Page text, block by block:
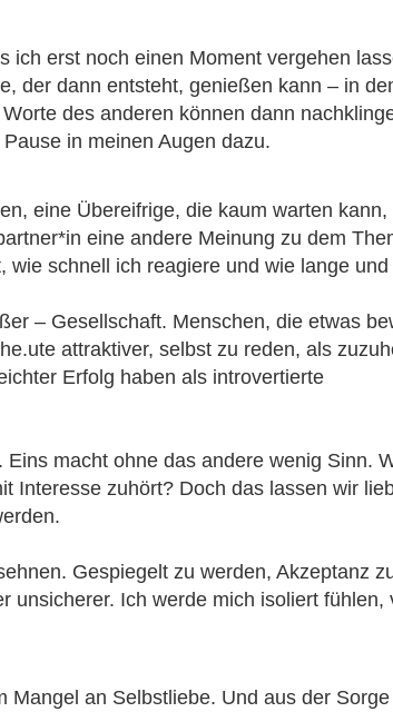
erst noch einen Moment vergehen
der dann entsteht, genießen kann – in
des anderen können dann
in meinen Augen dazu.
eine Übereifrige, die kaum warten
eine andere Meinung zu dem
schnell ich reagiere und wie lange
– Gesellschaft. Menschen, die etwas
attraktiver, selbst zu reden, als
Erfolg haben als introvertierte
macht ohne das andere wenig Sinn.
Interesse zuhört? Doch das lassen wir
Gespiegelt zu werden, Akzeptanz
Ich werde mich isoliert
Mangel an Selbstliebe. Und aus der